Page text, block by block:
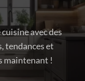
avec des
tendances et
maintenant !